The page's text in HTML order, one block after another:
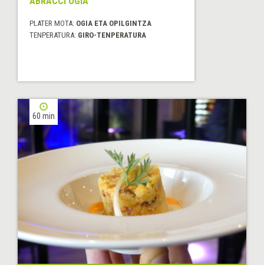
PLATER MOTA: OGIA ETA OPILGINTZA
TENPERATURA: GIRO-TENPERATURA
60 min